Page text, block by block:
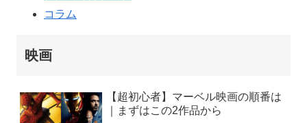
コラム
映画
【超初心者】マーベル映画の順番は
｜まずはこの2作品から